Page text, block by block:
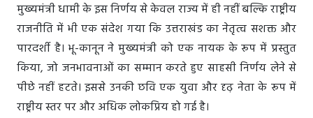
मुख्यमंत्री धामी के इस निर्णय से केवल राज्य में ही नहीं बल्कि राष्ट्रीय
राजनीति में भी एक संदेश गया कि उत्तराखंड का नेतृत्व सशक्त और
पारदर्शी है। भू-कानून ने मुख्यमंत्री को एक नायक के रूप में प्रस्तुत
किया, जो जनभावनाओं का सम्मान करते हुए साहसी निर्णय लेने से
पीछे नहीं हटते। इससे उनकी छवि एक युवा और दृढ़ नेता के रूप में
राष्ट्रीय स्तर पर और अधिक लोकप्रिय हो गई है।